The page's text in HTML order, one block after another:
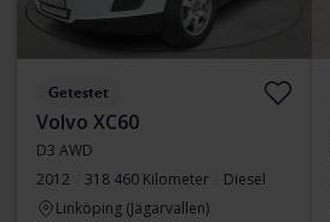
Getestet
Volvo XC60
D3 AWD
2012
318 460 Kilometer
Diesel
Linköping (Jägarvallen)